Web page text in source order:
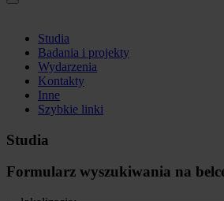
Studia
Badania i projekty
Wydarzenia
Kontakty
Inne
Szybkie linki
Studia
Formularz wyszukiwania na